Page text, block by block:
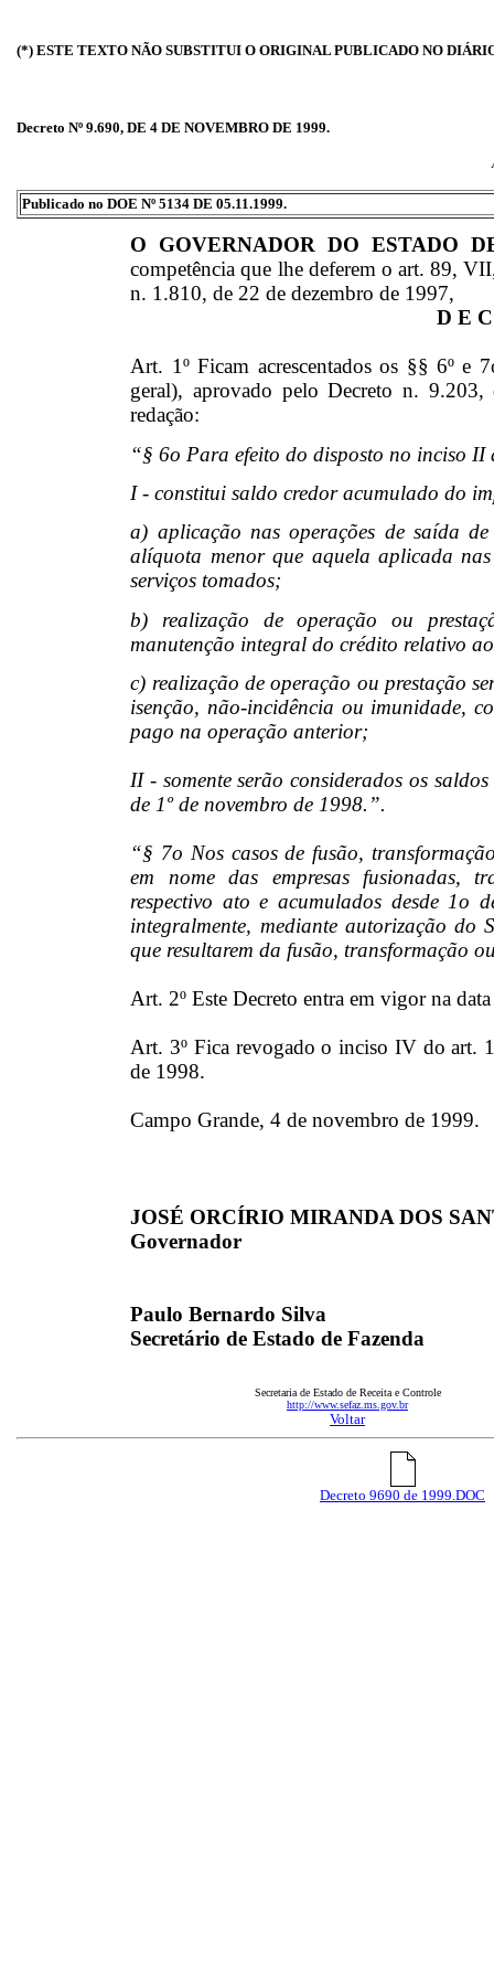
(*) ESTE TEXTO NÃO SUBSTITUI O ORIGINAL PUBLICADO NO
Decreto Nº 9.690, DE 4 DE NOVEMBRO DE 1999.
Publicado no DOE Nº 5134 DE 05.11.1999.
O GOVERNADOR DO ESTADO
competência que lhe deferem o art. 89,
n. 1.810, de 22 de dezembro de 1997,
D E
Art. 1º Ficam acrescentados os §§ 6º
geral), aprovado pelo Decreto n.
redação:
“§ 6o Para efeito do disposto no inciso II
I - constitui saldo credor acumulado do
a) aplicação nas operações de saída
alíquota menor que aquela aplicada
serviços tomados;
b) realização de operação ou
manutenção integral do crédito relativo
c) realização de operação ou prestação
isenção, não-incidência ou imunidade,
pago na operação anterior;
II - somente serão considerados os
de 1º de novembro de 1998.”.
“§ 7o Nos casos de fusão,
em nome das empresas fusionadas,
respectivo ato e acumulados desde 1o
integralmente, mediante autorização do
que resultarem da fusão, transformação
Art. 2ºEste Decreto entra em vigor na
Art. 3º Fica revogado o inciso IV do art.
de 1998.
Campo Grande, 4 de novembro de 1999.
JOSÉ ORCÍRIO MIRANDA DOS
Governador
Paulo Bernardo Silva
Secretário de Estado de Fazenda
Secretaria de Estado de Receita e Controle
http://www.sefaz.ms.gov.br
Voltar
Decreto 9690 de 1999.DOC